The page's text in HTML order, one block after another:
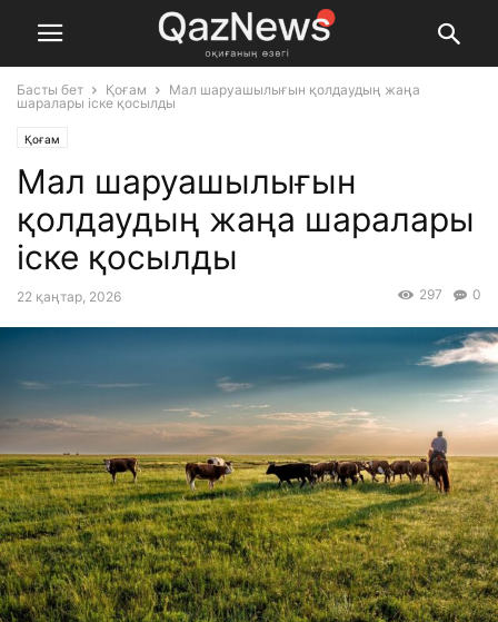
Басты бет Қоғам
Мал шаруашылығын қолдаудың жаңа
шаралары іске қосылды
Қоғам
Мал шаруашылығын
қолдаудың жаңа шаралары
іске қосылды
22 қаңтар, 2026 0
297